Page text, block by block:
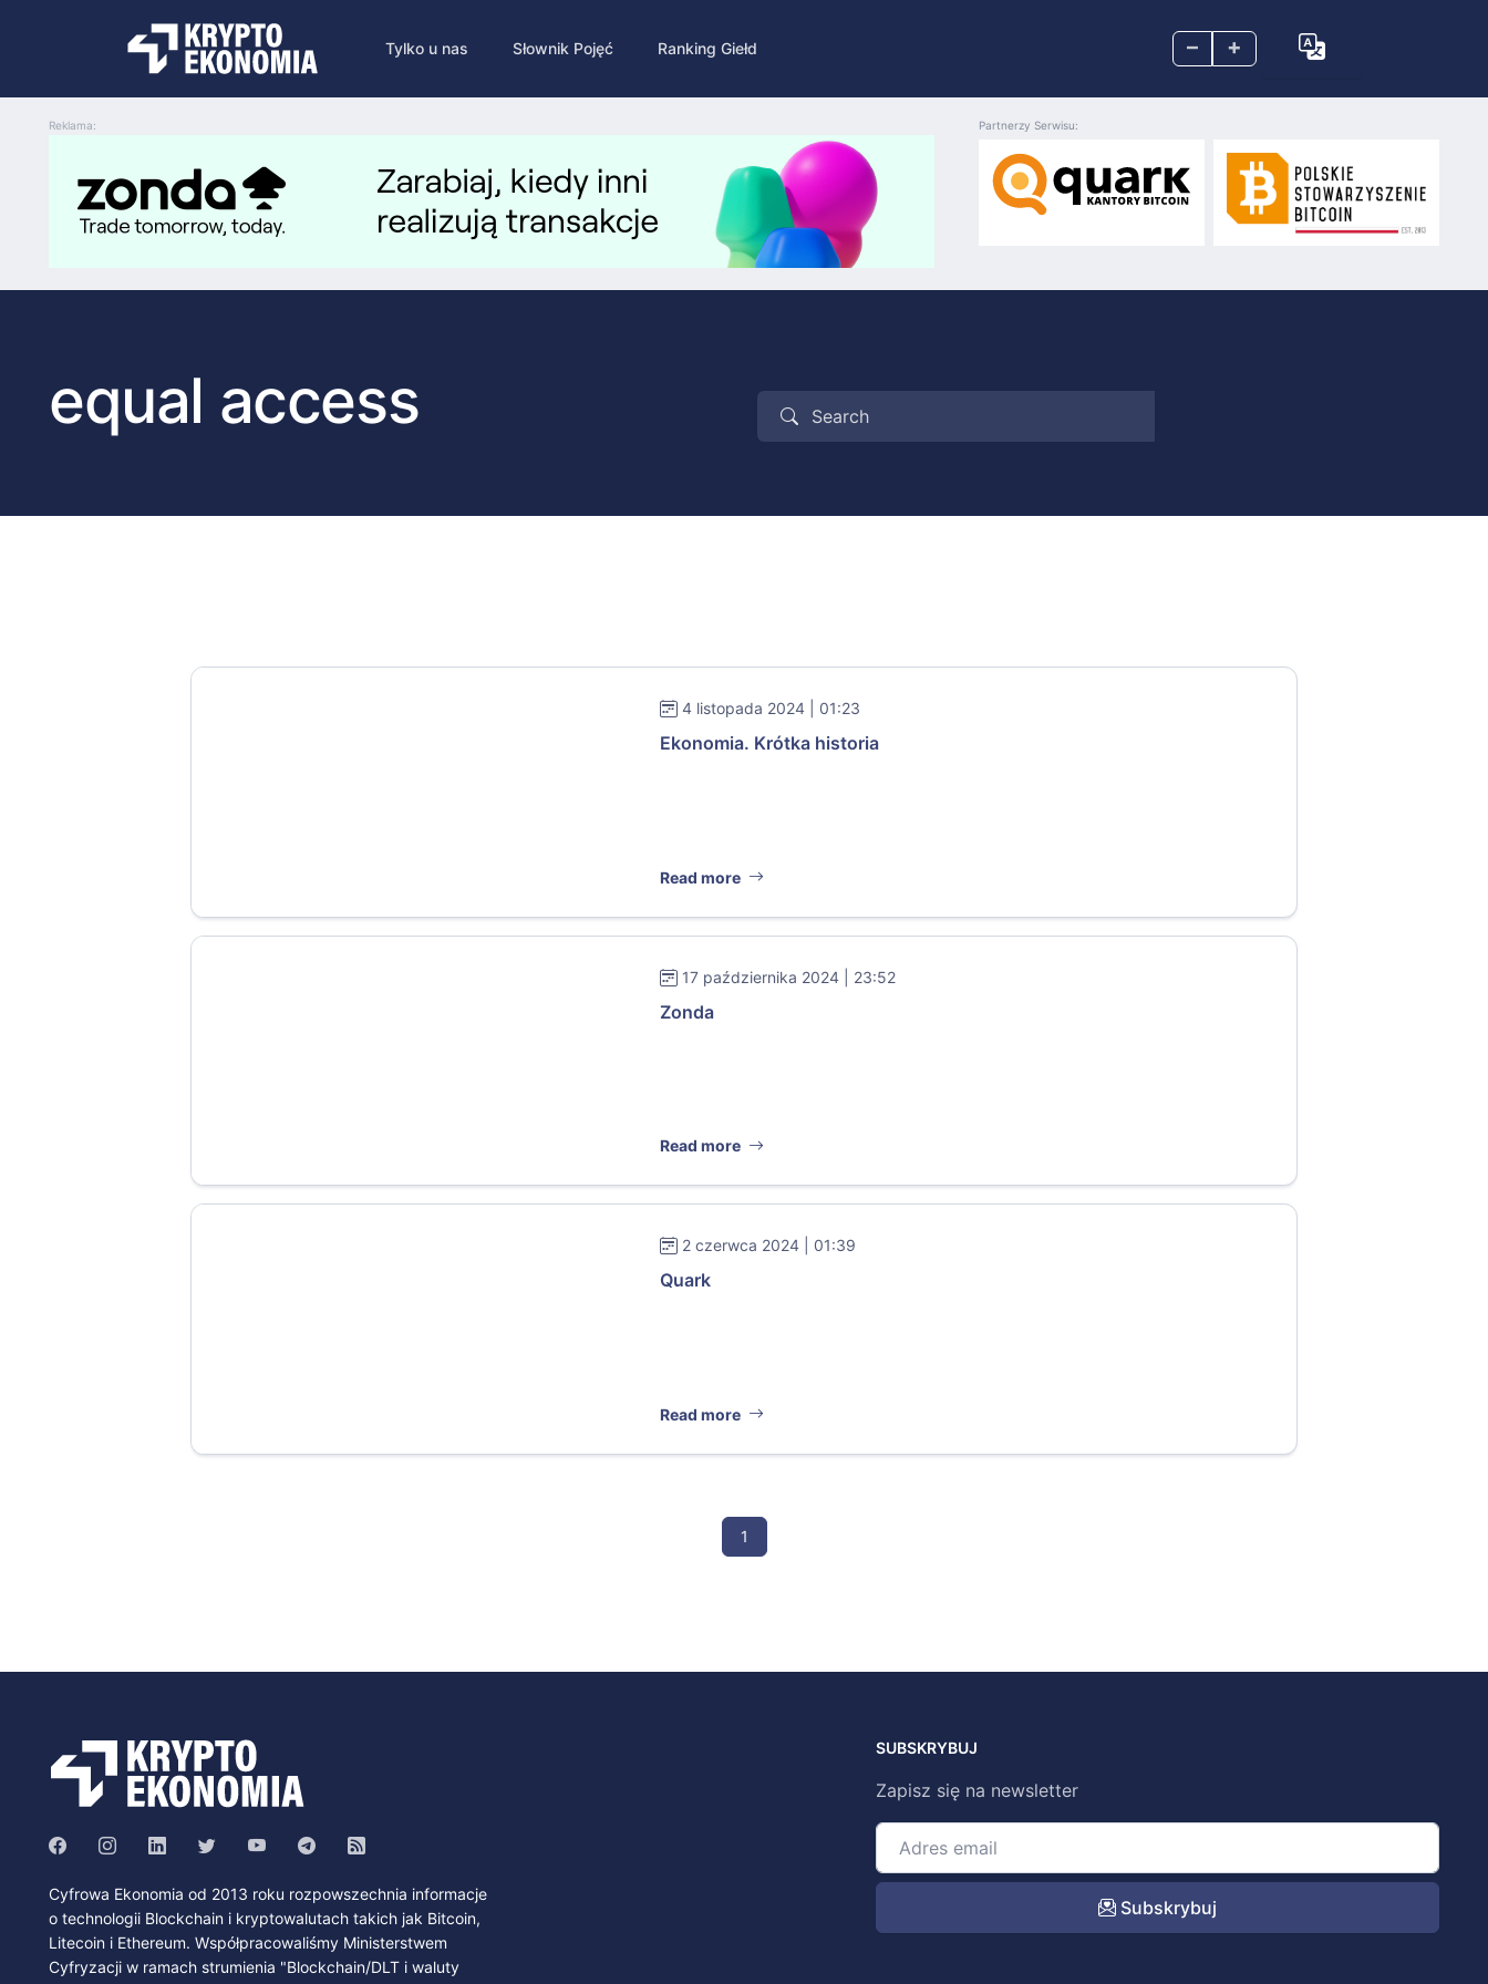
– +
Tylko u nas Słownik Pojęć Ranking Giełd
Reklama: Partnerzy Serwisu:
equal access
4 listopada 2024 | 01:23
Ekonomia. Krótka historia
Read more
17 października 2024 | 23:52
Zonda
Read more
2 czerwca 2024 | 01:39
Quark
Read more
1
Cyfrowa Ekonomia od 2013 roku rozpowszechnia informacje
o technologii Blockchain i kryptowalutach takich jak Bitcoin,
Litecoin i Ethereum. Współpracowaliśmy Ministerstwem
Cyfryzacji w ramach strumienia "Blockchain/DLT i waluty
SUBSKRYBUJ
Zapisz się na newsletter
Subskrybuj